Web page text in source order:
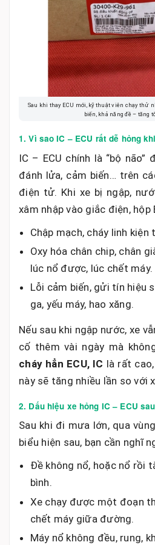
Sau khi thay ECU mới, kỹ thuật viên chạy thử
biến, khả năng đề – tăng
1. Vì sao IC – ECU rất dễ hỏng
IC – ECU chính là “bộ não”
đánh lửa, cảm biến… trên
điện tử. Khi xe bị ngập,
xâm nhập vào giắc điện, hộp
Chập mạch, cháy linh kiện
Oxy hóa chân chip, chân
lúc nổ được, lúc chết máy.
Lỗi cảm biến, gửi tín hiệu
ga, yếu máy, hao xăng.
Nếu sau khi ngập nước, xe
cố thêm vài ngày mà
cháy hẳn ECU, IC là rất
này sẽ tăng nhiều lần so với
2. Dấu hiệu xe hỏng IC – ECU
Sau khi đi mưa lớn, qua
biểu hiện sau, bạn cần nghĩ
Đề không nổ, hoặc nổ rồi
bình.
Xe chạy được một đoạn
chết máy giữa đường.
Máy nổ không đều, rung,